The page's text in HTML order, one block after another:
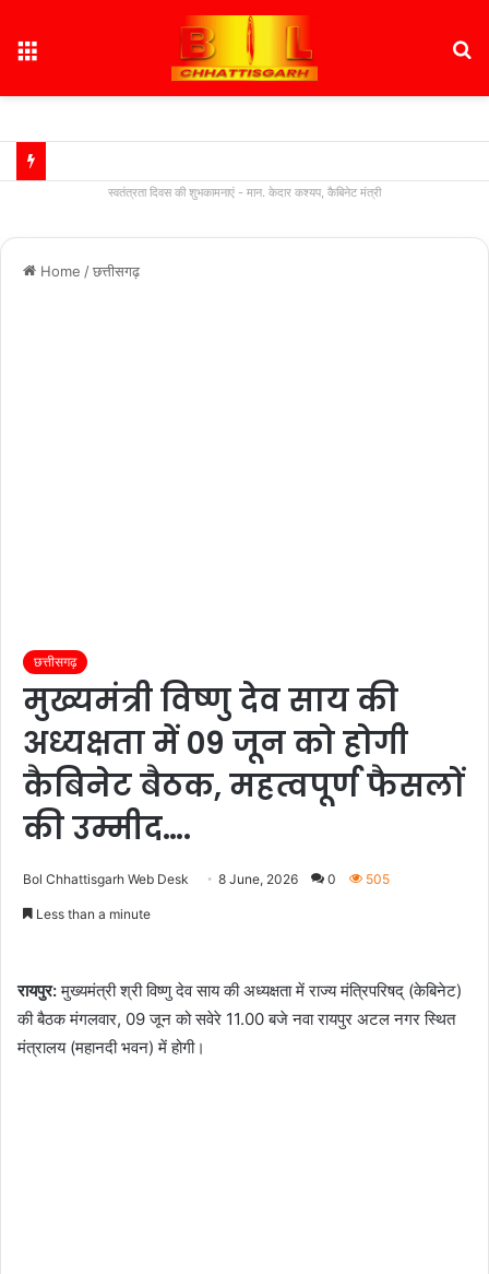
स्वतंत्रता दिवस की शुभकामनाएं - मान. केदार कश्यप, कैबिनेट मंत्री
Home /छत्तीसगढ़
छत्तीसगढ़
मुख्यमंत्री विष्णु देव साय की
अध्यक्षता में 09 जून को होगी
कैबिनेट बैठक, महत्वपूर्ण फैसलों
की उम्मीद….
Bol Chhattisgarh Web Desk 8 June, 2026 0 505
Less than a minute
रायपुर:मुख्यमंत्री श्री विष्णु देव साय की अध्यक्षता में राज्य मंत्रिपरिषद् (केबिनेट)
की बैठक मंगलवार, 09 जून को सवेरे 11.00 बजे नवा रायपुर अटल नगर स्थित
मंत्रालय (महानदी भवन) में होगी।